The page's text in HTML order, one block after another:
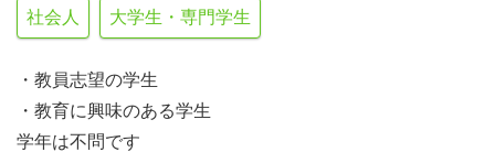
社会人 大学生・専門学生
・教員志望の学生
・教育に興味のある学生
学年は不問です